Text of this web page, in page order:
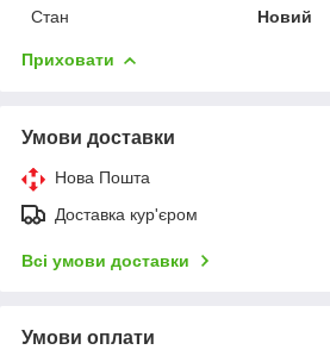
Стан
Новий
Приховати
Умови доставки
Нова Пошта
Доставка кур'єром
Всі умови доставки
Умови оплати